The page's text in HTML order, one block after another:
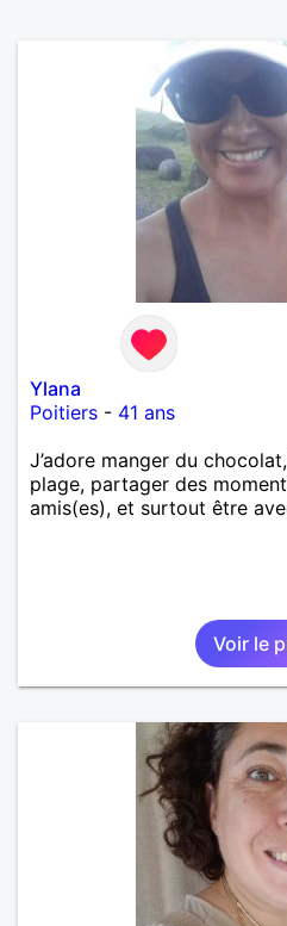
Ylana
Poitiers - 41 ans
J’adore manger du
plage, partager des
amis(es), et surtout être
Voir le